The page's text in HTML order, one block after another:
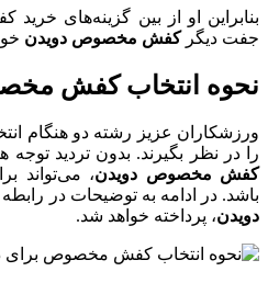
بنابراین او از بین گزینه‌های خرید
جفت دیگرکفش مخصوص دویدن
نحوه انتخاب کفش
ورزشکاران عزیز رشته دو هنگام
را در نظر بگیرند. بدون تردید توجه
کفش مخصوص دویدن، می‌تواند
باشد. در ادامه به توضیحات در رابطه
دویدن، پرداخته خواهد شد.